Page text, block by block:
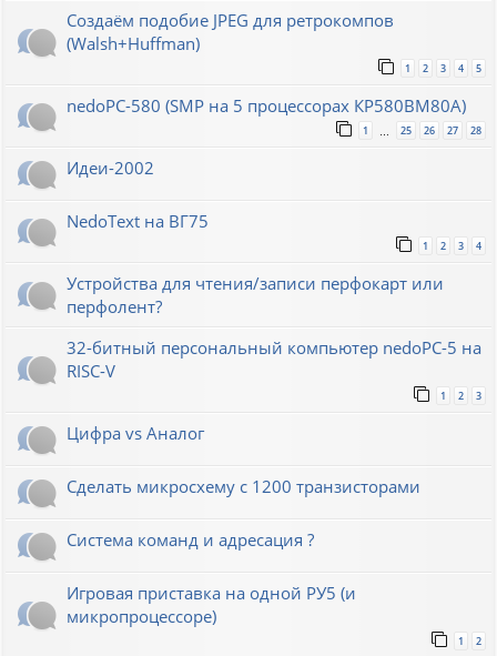
Создаём подобие JPEG для ретрокомпов
(Walsh+Huffman)
1 2 3 4 5
nedoPC-580 (SMP на 5 процессорах КР580ВМ80А)
1 25 26 27 28
Идеи-2002
NedoText на ВГ75
1 2 3 4
Устройства для чтения/записи перфокарт или
перфолент?
32-битный персональный компьютер nedoPC-5 на
RISC-V
1 2 3
Цифра vs Аналог
Сделать микросхему с 1200 транзисторами
Система команд и адресация ?
Игровая приставка на одной РУ5 (и
микропроцессоре)
1 2